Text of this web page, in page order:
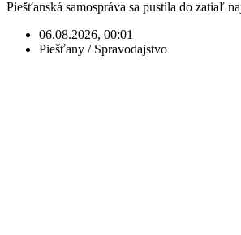
Piešťanská samospráva sa pustila do zatiaľ
06.08.2026, 00:01
Piešťany / Spravodajstvo